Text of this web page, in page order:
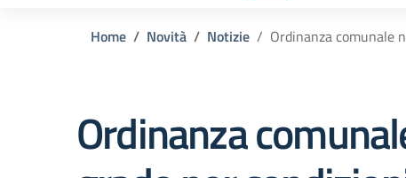
Home Novità Notizie Ordinanza comunale
Ordinanza